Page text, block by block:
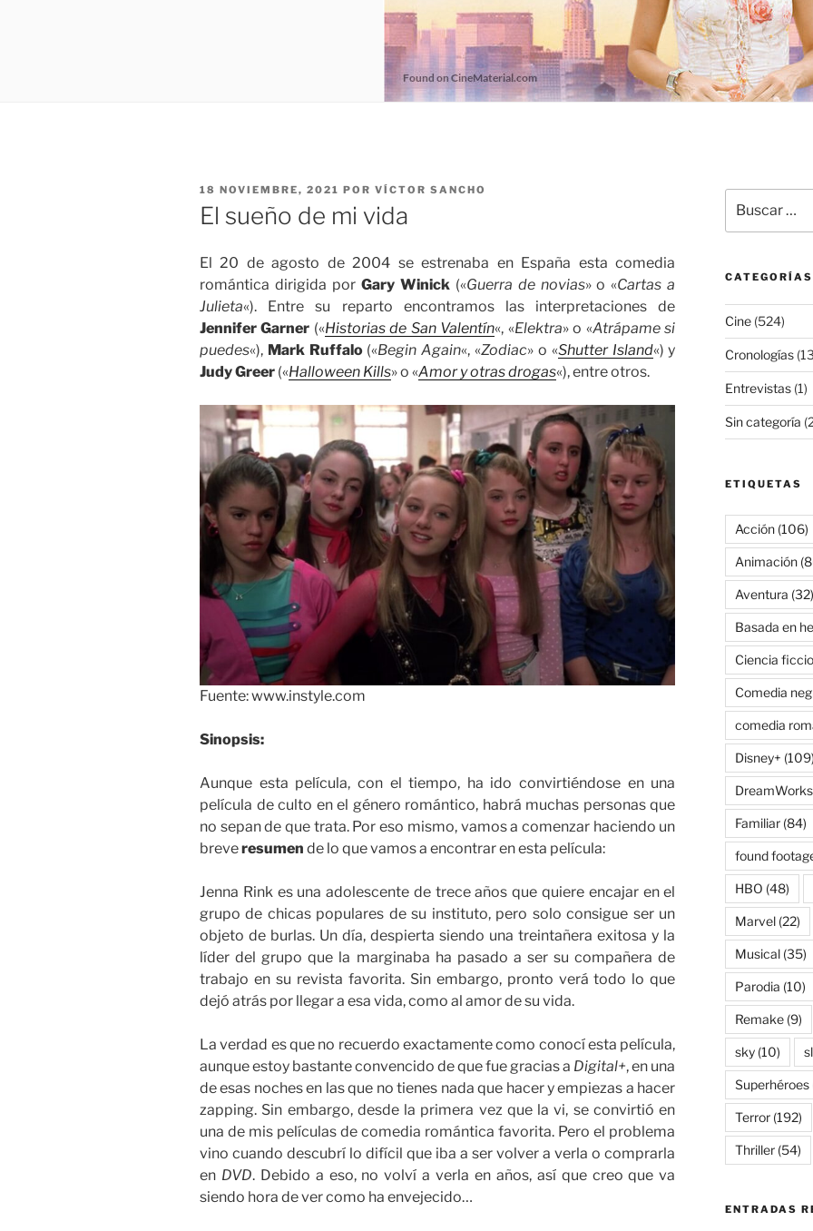
PUBLICADO
EL
18 NOVIEMBRE, 2021 POR VÍCTOR SANCHO
El sueño de mi vida
El 20 de agosto de 2004 se estrenaba en España esta comedia
romántica dirigida por Gary Winick(«Guerra de novias» o «Cartas a
Julieta«). Entre su reparto encontramos las interpretaciones de
Jennifer Garner («Historias de San Valentín«, «Elektra» o «Atrápame si
puedes«), Mark Ruffalo(«Begin Again«, «Zodiac» o «Shutter Island«) y
Judy Greer («Halloween Kills» o «Amor y otras drogas«), entre otros.
Fuente: www.instyle.com
Sinopsis:
Aunque esta película, con el tiempo, ha ido convirtiéndose en una
película de culto en el género romántico, habrá muchas personas que
no sepan de que trata. Por eso mismo, vamos a comenzar haciendo un
breveresumen de lo que vamos a encontrar en esta película:
Jenna Rink es una adolescente de trece años que quiere encajar en el
grupo de chicas populares de su instituto, pero solo consigue ser un
objeto de burlas. Un día, despierta siendo una treintañera exitosa y la
líder del grupo que la marginaba ha pasado a ser su compañera de
trabajo en su revista favorita. Sin embargo, pronto verá todo lo que
dejó atrás por llegar a esa vida, como al amor de su vida.
La verdad es que no recuerdo exactamente como conocí esta película,
aunque estoy bastante convencido de que fue gracias a Digital+, en una
de esas noches en las que no tienes nada que hacer y empiezas a hacer
zapping. Sin embargo, desde la primera vez que la vi, se convirtió en
una de mis películas de comedia romántica favorita. Pero el problema
vino cuando descubrí lo difícil que iba a ser volver a verla o comprarla
en DVD. Debido a eso, no volví a verla en años, así que creo que va
siendo hora de ver como ha envejecido…
por:
CATEGORÍAS
Cine(524)
Cronologías
Entrevistas(1)
Sin categoría
ETIQUETAS
Acción(106)
Animación
Aventura (32)
Basada en
Ciencia
Comedia
comedia
Disney+ (109)
DreamWorks
Familiar(84)
found
HBO (48)
Marvel(22)
Musical(35)
Parodia (10)
Remake(9)
sky(10)
Superhéroes
Terror(192)
Thriller(54)
ENTRADAS